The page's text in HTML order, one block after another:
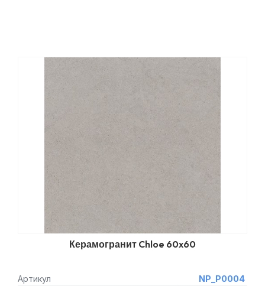
Керамогранит Chloe 60x60
Артикул
NР_P0004